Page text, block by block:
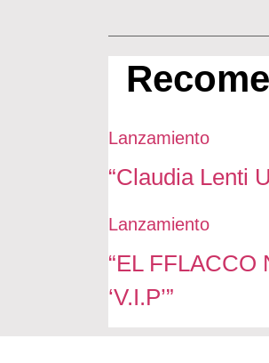
Lanzamiento
“Claudia Lenti
Lanzamiento
“EL FFLACCO
‘V.I.P’”